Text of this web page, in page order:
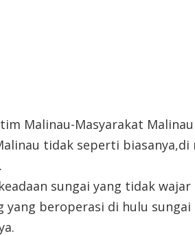
Malinau-Masyarakat
tidak seperti
sungai yang tidak
yang beroperasi di hulu